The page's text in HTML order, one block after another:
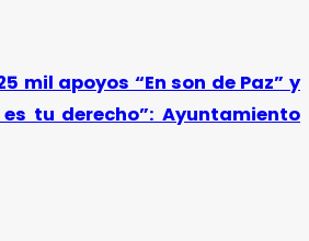
mil apoyos “En son de Paz” y
tu derecho”: Ayuntamiento